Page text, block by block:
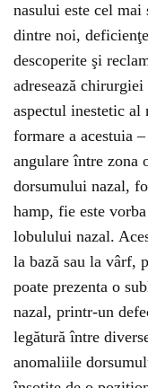
nasului este cel
dintre noi,
descoperite şi
adresează
aspectul inestetic al
formare a acestuia
angulare între zona
dorsumului nazal,
hamp, fie este
lobulului nazal.
la bază sau la vârf,
poate prezenta o
nazal, printr-un
legătură între
anomaliile